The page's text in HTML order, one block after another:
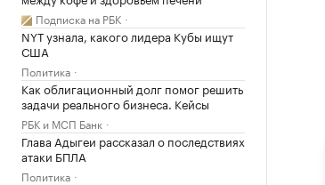
Подписка на РБК
NYT узнала, какого лидера Кубы ищут
США
Политика
Как облигационный долг помог решить
задачи реального бизнеса. Кейсы
РБК и МСП Банк
Глава Адыгеи рассказал о последствиях
атаки БПЛА
Политика